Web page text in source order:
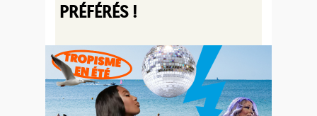
PRÉFÉRÉS !